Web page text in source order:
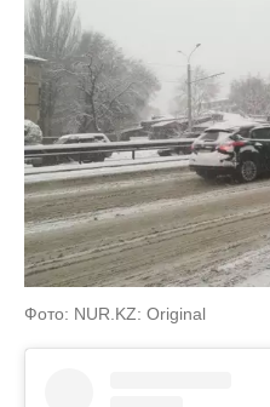
Фото: NUR.KZ: Original